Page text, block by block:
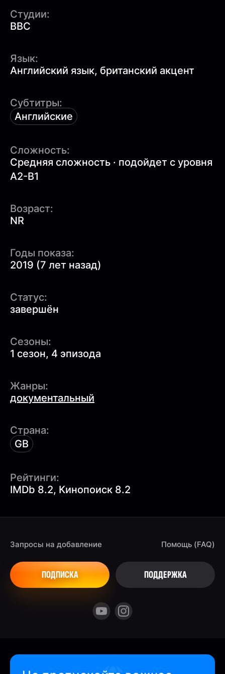
Студии:
BBC
Язык:
Английский язык, британский акцент
Субтитры:
Английские
Сложность:
Средняя сложность · подойдет с уровня
A2-B1
Возраст:
NR
Годы показа:
2019 (7 лет назад)
Статус:
завершён
Сезоны:
1 сезон, 4 эпизода
Жанры:
документальный
Страна:
GB
Рейтинги:
IMDb 8.2, Кинопоиск 8.2
Запросы на добавление
ПОДПИСКА
Помощь (FAQ)
ПОДДЕРЖКА